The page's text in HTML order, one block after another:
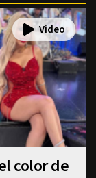
color de